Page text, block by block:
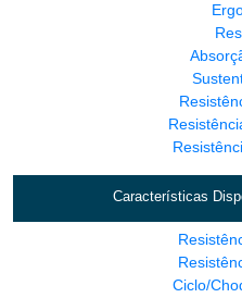
Características
Ciclo/